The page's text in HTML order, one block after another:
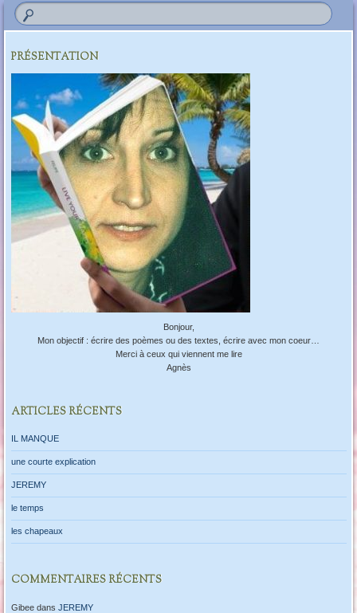
PRÉSENTATION
Bonjour,
Mon objectif : écrire des poèmes ou des textes, écrire avec mon coeur…
Merci à ceux qui viennent me lire
Agnès
ARTICLES RÉCENTS
IL MANQUE
une courte explication
JEREMY
le temps
les chapeaux
COMMENTAIRES RÉCENTS
Gibeedans JEREMY